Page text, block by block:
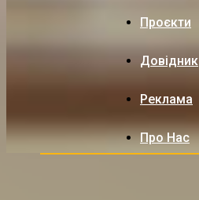
Проєкти
Довідник
Реклама
Про Нас